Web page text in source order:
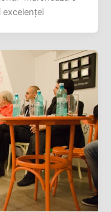
excelenței